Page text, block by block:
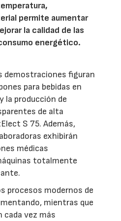
permite aumentar
la calidad de las
energético.
demostraciones figuran
para bebidas en
la producción de
de alta
S 75. Además,
exhibirán
médicas
totalmente
procesos modernos de
mientras que
cada vez más